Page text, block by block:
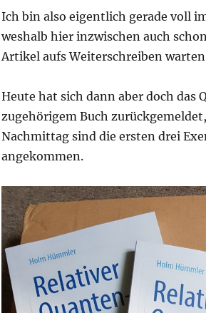
Ich bin also eigentlich gerade voll
weshalb hier inzwischen auch
Artikel aufs Weiterschreiben
Heute hat sich dann aber doch das
zugehörigem Buch
Nachmittag sind die ersten drei
angekommen.